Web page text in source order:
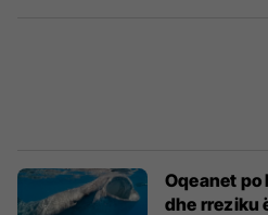
Oqeanet
dhe rreziku